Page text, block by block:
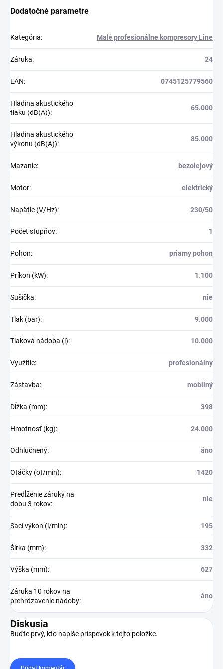
Dodatočné parametre
Kategória: Malé profesionálne kompresory Line
Záruka: 24
EAN: 0745125779560
Hladina akustického
tlaku (dB(A)):
65.000
Hladina akustického
výkonu (dB(A)):
85.000
Mazanie: bezolejový
Motor: elektrický
Napätie (V/Hz): 230/50
Počet stupňov: 1
Pohon: priamy pohon
Príkon (kW): 1.100
Sušička: nie
Tlak (bar): 9.000
Tlaková nádoba (l): 10.000
Využitie: profesionálny
Zástavba: mobilný
Dĺžka (mm): 398
Hmotnosť (kg): 24.000
Odhlučnený: áno
Otáčky (ot/min): 1420
Predĺženie záruky na
dobu 3 rokov:
nie
Sací výkon (l/min): 195
Šírka (mm): 332
Výška (mm): 627
Záruka 10 rokov na
prehrdzavenie nádoby:
áno
Diskusia
Buďte prvý, kto napíše príspevok k tejto položke.